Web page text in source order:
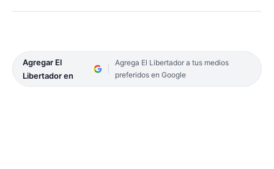
Agregar El
Libertador en
Agrega El Libertador a tus medios
preferidos en Google